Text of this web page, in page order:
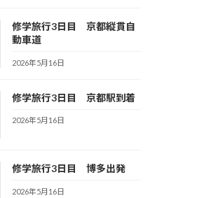
修学旅行3日目 京都縦貫自
動車道
2026年5月16日
修学旅行3日目 京都駅到着
2026年5月16日
修学旅行3日目 博多出発
2026年5月16日